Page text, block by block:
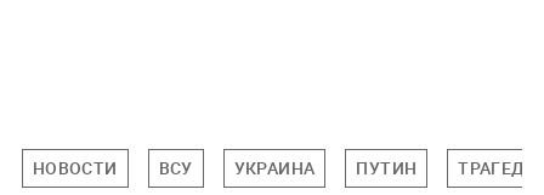
НОВОСТИ ВСУ УКРАИНА ПУТИН